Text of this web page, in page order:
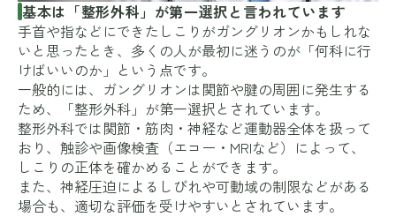
基本は「整形外科」が第一選択と言われています
手首や指などにできたしこりがガングリオンかもしれな
いと思ったとき、多くの人が最初に迷うのが「何科に行
けばいいのか」という点です。
一般的には、ガングリオンは関節や腱の周囲に発生する
ため、「整形外科」が第一選択とされています。
整形外科では関節・筋肉・神経など運動器全体を扱って
おり、触診や画像検査（エコー・MRIなど）によって、
しこりの正体を確かめることができます。
また、神経圧迫によるしびれや可動域の制限などがある
場合も、適切な評価を受けやすいとされています。